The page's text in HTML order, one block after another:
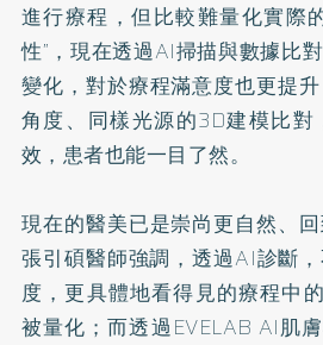
進行療程，但比較難量化實際
性”，現在透過AI掃描與數據比
變化，對於療程滿意度也更提
角度、同樣光源的3D建模比
效，患者也能一目了然。
現在的醫美已是崇尚更自然、
張引碩醫師強調，透過AI診斷
度，更具體地看得見的療程中
被量化；而透過EVELAB AI肌